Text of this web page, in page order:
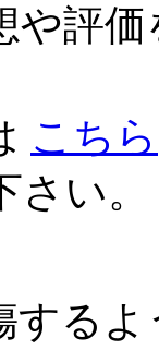
や評価
こちら
い。
するよ